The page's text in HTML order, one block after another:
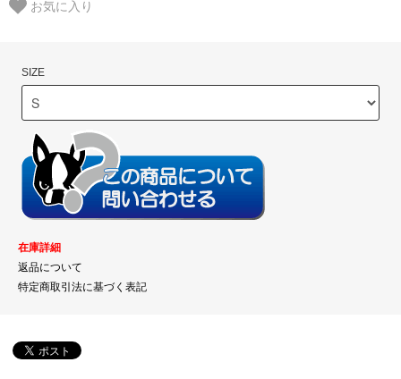
お気に入り
SIZE
在庫詳細
返品について
特定商取引法に基づく表記